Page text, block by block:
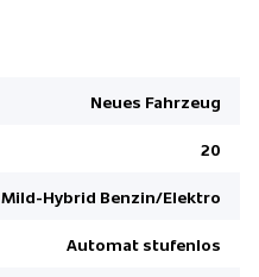
Neues Fahrzeug
20
Mild-Hybrid Benzin/Elektro
Automat stufenlos